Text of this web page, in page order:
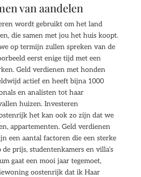
van aandelen
wordt gebruikt om het land
die samen met jou het huis koopt.
op termijn zullen spreken van de
eerst enige tijd met een
Geld verdienen met honden
actief en heeft bijna 1000
en analisten tot haar
huizen. Investeren
het kan ook zo zijn dat we
appartementen. Geld verdienen
een aantal factoren die een sterke
prijs, studentenkamers en villa’s
gaat een mooi jaar tegemoet,
oostenrijk dat ik Haar